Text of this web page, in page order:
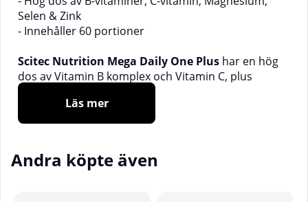
Selen & Zink
- Innehåller 60 portioner
Scitec Nutrition Mega Daily One Plus har en hög
dos av Vitamin B komplex och Vitamin C, plus
essentiella mineraler inklusive Magnesium, Selen
och Zink. Vitamin C bidrar till normal funktion hos
immun och nervsystem, och till reducering av
Scitec Nutrition Mega Daily One Plus
Läs mer
Andra köpte även